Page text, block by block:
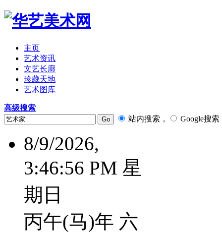
主页
艺术资讯
文艺长廊
珍藏天地
艺术图库
高级搜索
站内搜索，
Google搜索
8/9/2026,
3:46:57 PM 星
期日
丙午(马)年 六